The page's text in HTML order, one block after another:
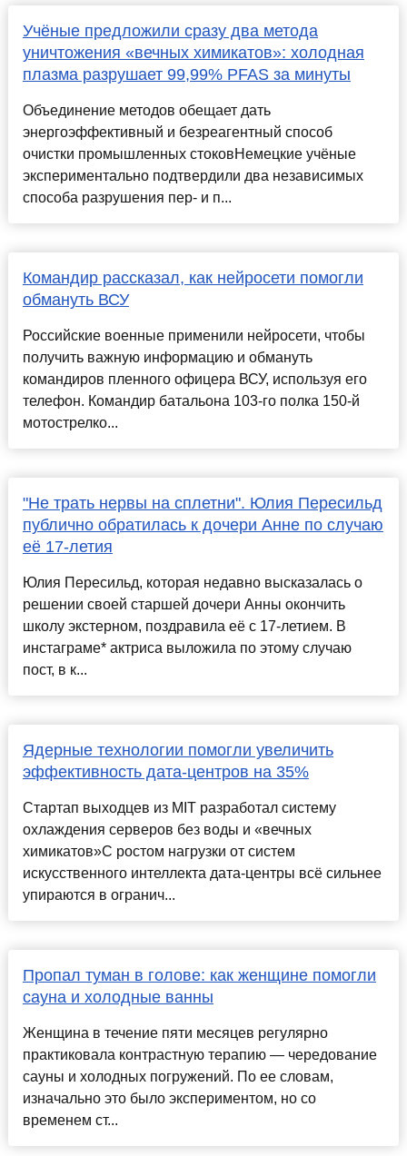
Учёные предложили сразу два метода
уничтожения «вечных химикатов»: холодная
плазма разрушает 99,99% PFAS за минуты
Объединение методов обещает дать
энергоэффективный и безреагентный способ
очистки промышленных стоковНемецкие учёные
экспериментально подтвердили два независимых
способа разрушения пер- и п...
Командир рассказал, как нейросети помогли
обмануть ВСУ
Российские военные применили нейросети, чтобы
получить важную информацию и обмануть
командиров пленного офицера ВСУ, используя его
телефон. Командир батальона 103-го полка 150-й
мотострелко...
"Не трать нервы на сплетни". Юлия Пересильд
публично обратилась к дочери Анне по случаю
её 17-летия
Юлия Пересильд, которая недавно высказалась о
решении своей старшей дочери Анны окончить
школу экстерном, поздравила её с 17-летием. В
инстаграме* актриса выложила по этому случаю
пост, в к...
Ядерные технологии помогли увеличить
эффективность дата-центров на 35%
Стартап выходцев из MIT разработал систему
охлаждения серверов без воды и «вечных
химикатов»С ростом нагрузки от систем
искусственного интеллекта дата-центры всё сильнее
упираются в огранич...
Пропал туман в голове: как женщине помогли
сауна и холодные ванны
Женщина в течение пяти месяцев регулярно
практиковала контрастную терапию — чередование
сауны и холодных погружений. По ее словам,
изначально это было экспериментом, но со
временем ст...